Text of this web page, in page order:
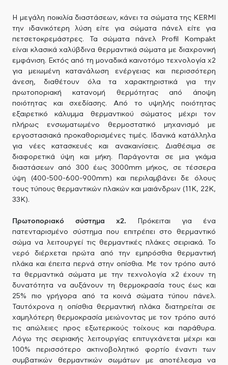
Η μεγάλη ποικιλία διαστάσεων, κάνει τα σώματα της KERMI
την ιδανικότερη λύση είτε για σώματα πάνελ είτε για
πετσετοκρεμάστρες. Τα σώματα πάνελ Profil Kompakt
είναι κλασικά χαλύβδινα θερμαντικά σώματα με διαχρονική
εμφάνιση. Εκτός από τη μοναδικά καινοτόμο τεχνολογία x2
για μειωμένη κατανάλωση ενέργειας και περισσότερη
άνεση, διαθέτουν όλα τα χαρακτηριστικά για την
πρωτοποριακή κατανομή θερμότητας από άποψη
ποιότητας και σχεδίασης. Από το υψηλής ποιότητας
εξαιρετικό κάλυμμα θερμαντικού σώματος μέχρι τον
πλήρως ενσωματωμένο θερμοστατικό μηχανισμό με
εργοστασιακά προκαθορισμένες τιμές. Ιδανικά κατάλληλα
για νέες κατασκευές και ανακαινίσεις. Διαθέσιμα σε
διαφορετικά ύψη και μήκη. Παράγονται σε μια γκάμα
διαστάσεων από 300 έως 3000mm μήκος, σε τέσσερα
ύψη (400-500-600-900mm) και περιλαμβάνει δε όλους
τους τύπους θερμαντικών πλακών και μαιάνδρων (11Κ, 22Κ,
33Κ).
Πρωτοποριακό σύστημα x2. Πρόκειται για ένα
πατενταρισμένο σύστημα που επιτρέπει στο θερμαντικό
σώμα να λειτουργεί τις θερμαντικές πλάκες σειριακά. Το
νερό διέρχεται πρώτα από την εμπρόσθια θερμαντική
πλάκα και έπειτα περνά στην οπίσθια. Με τον τρόπο αυτό
τα θερμαντικά σώματα με την τεχνολογία x2 έχουν τη
δυνατότητα να αυξάνουν τη θερμοκρασία τους έως και
25% πιο γρήγορα από τα κοινά σώματα τύπου πάνελ.
Ταυτόχρονα η οπίσθια θερμαντική πλάκα διατηρείται σε
χαμηλότερη θερμοκρασία μειώνοντας με τον τρόπο αυτό
τις απώλειες προς εξωτερικούς τοίχους και παράθυρα.
Λόγω της σειριακής λειτουργίας επιτυγχάνεται μέχρι και
100% περισσότερο ακτινοβολητικό φορτίο έναντι των
συμβατικών θερμαντικών σωμάτων με αποτέλεσμα να